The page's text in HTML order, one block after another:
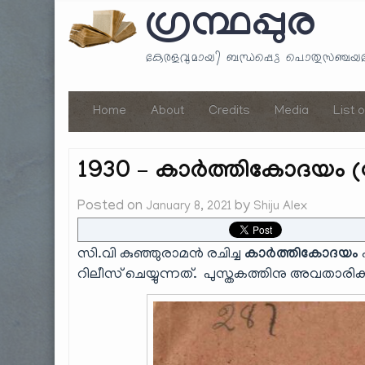
ഗ്രന്ഥപ്പുര
കേരളവുമായി ബന്ധപ്പെട്ട
Home About Credits Media List
1930 – കാർത്തികോദയം
Posted on January 8, 2021 by Shiju Alex
സി.വി കുഞ്ഞുരാമൻ രചിച്ച കാർത്തികോദയം
റിലീസ് ചെയ്യുന്നത്. പുസ്തകത്തിനു